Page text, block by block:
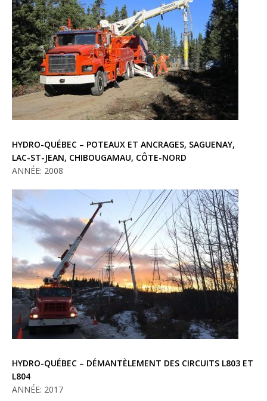
HYDRO-QUÉBEC – POTEAUX ET ANCRAGES, SAGUENAY,
LAC-ST-JEAN, CHIBOUGAMAU, CÔTE-NORD
ANNÉE: 2008
HYDRO-QUÉBEC – DÉMANTÈLEMENT DES CIRCUITS L803 ET
L804
ANNÉE: 2017